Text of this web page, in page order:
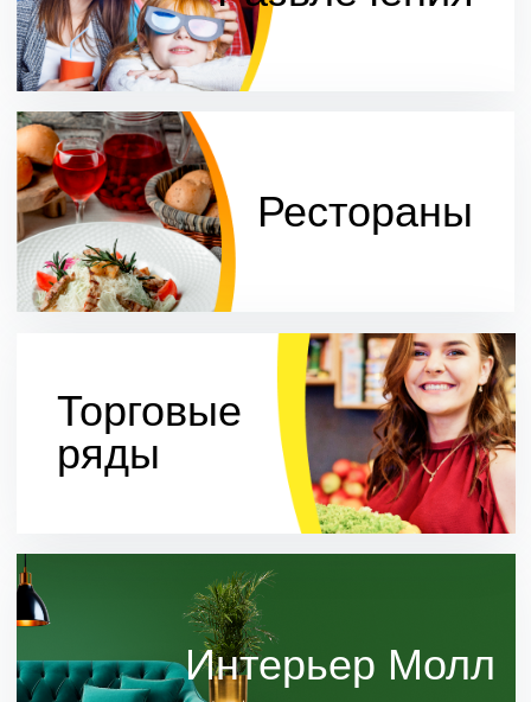
Интерьер Молл
Новости
и акции
Новости